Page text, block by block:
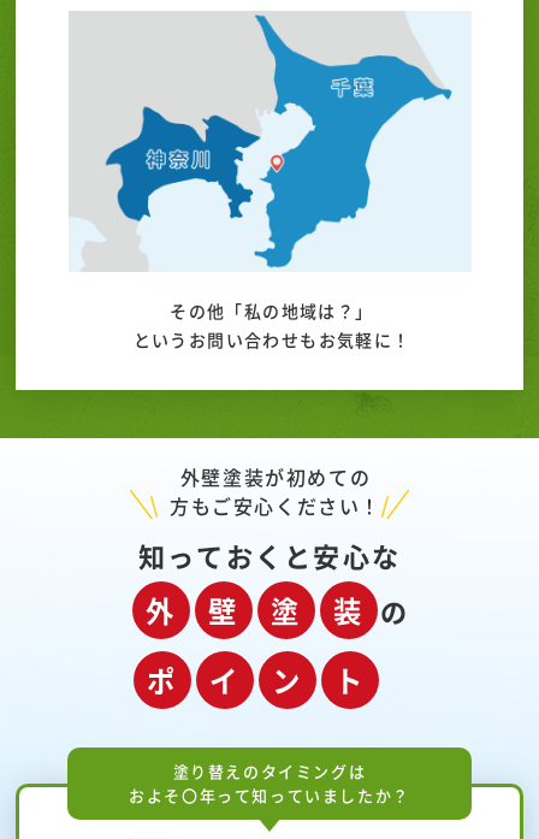
その他「私の地域は？」
というお問い合わせもお気軽に！
外壁塗装が初めての
方もご安心ください！
知っておくと安心な
外 壁 塗 装 の
ポ イ ン ト
塗り替えのタイミングは
およそ〇年って知っていましたか？